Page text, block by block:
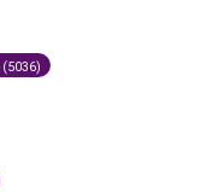
(5036)